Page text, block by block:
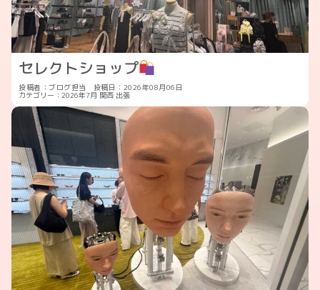
セレクトショップ
投稿者：ブログ担当 投稿日：2026年08月06日
カテゴリー： 2026年7月 関西 出張